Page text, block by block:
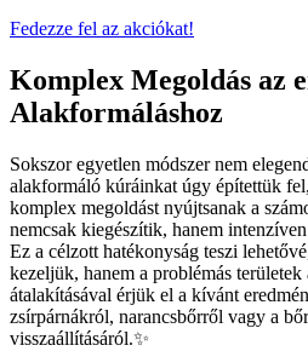
Fedezze fel az akciókat!
Komplex Megoldás az
Alakformáláshoz
Sokszor egyetlen módszer nem
alakformáló kúráinkat úgy építettük
komplex megoldást nyújtsanak a
nemcsak kiegészítik, hanem
Ez a célzott hatékonyság teszi
kezeljük, hanem a problémás
átalakításával érjük el a kívánt
zsírpárnákról, narancsbőrről vagy a
visszaállításáról.✨